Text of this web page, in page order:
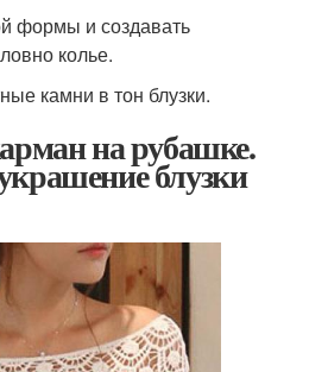
формы и создавать
колье.
камни в тон блузки.
на рубашке.
блузки